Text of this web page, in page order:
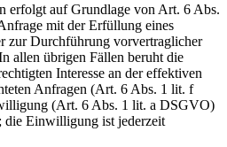
erfolgt auf Grundlage von Art. 6 Abs.
mit der Erfüllung eines
zur Durchführung vorvertraglicher
allen übrigen Fällen beruht die
Interesse an der effektiven
Anfragen (Art. 6 Abs. 1 lit. f
(Art. 6 Abs. 1 lit. a DSGVO)
die Einwilligung ist jederzeit